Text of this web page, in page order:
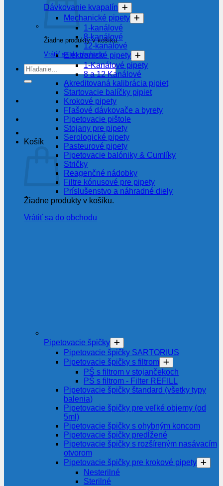
Žiadne produkty v košíku.
Vrátiť sa do obchodu
Hľadať:
Košík
Žiadne produkty v košíku.
Vrátiť sa do obchodu
Dávkovanie kvapalín
Mechanické pipety
1-kanálové
8-kanálové
12-kanálové
Elektronické pipety
1-Kanálové pipety
8 a 12 Kanálové
Akreditovaná kalibrácia pipiet
Štartovacie balíčky pipiet
Krokové pipety
Fľašové dávkovače a byrety
Pipetovacie pištole
Stojany pre pipety
Serologické pipety
Pasteurové pipety
Pipetovacie balóniky & Cumlíky
Stričky
Reagenčné nádobky
Filtre kónusové pre pipety
Príslušenstvo a náhradné diely
Pipetovacie špičky
Pipetovacie špičky SARTORIUS
Pipetovacie špičky s filtrom
PŠ s filtrom v stojančekoch
PŠ s filtrom - Filter REFILL
Pipetovacie špičky štandard (všetky typy
balenia)
Pipetovacie špičky pre veľké objemy (od
5ml)
Pipetovacie špičky s ohybným koncom
Pipetovacie špičky predĺžené
Pipetovacie špičky s rozšíreným nasávacím
otvorom
Pipetovacie špičky pre krokové pipety
Nesterilné
Sterilné